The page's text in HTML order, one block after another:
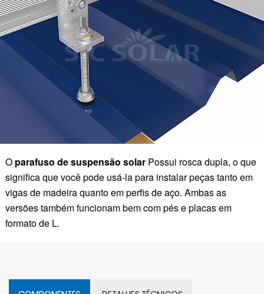
O parafuso de suspensão solar Possui rosca dupla, o que
significa que você pode usá-la para instalar peças tanto em
vigas de madeira quanto em perfis de aço. Ambas as
versões também funcionam bem com pés e placas em
formato de L.